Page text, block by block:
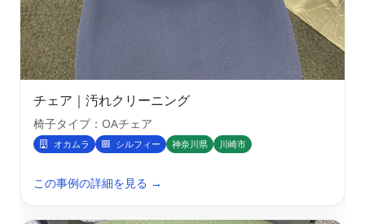
チェア｜汚れクリーニング
椅子タイプ：OAチェア
オカムラ シルフィー 神奈川県 川崎市
この事例の詳細を見る →